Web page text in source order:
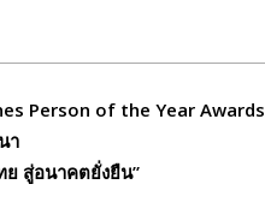
Person of the Year
า
ย สู่อนาคตยั่งยืน”